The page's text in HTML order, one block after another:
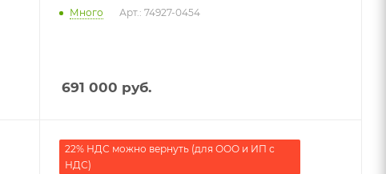
Много Арт.: 74927-0454
691 000 руб.
22% НДС можно вернуть (для ООО и ИП с
НДС)